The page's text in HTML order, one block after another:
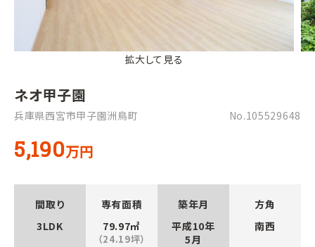
拡大して見る
ネオ甲子園
兵庫県西宮市甲子園洲鳥町 No.105529648
5,190万円
間取り
3LDK
専有面積
79.97㎡
（24.19坪）
築年月
平成10年
5月
方角
南西